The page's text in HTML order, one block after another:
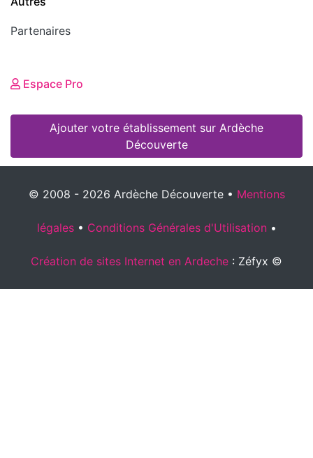
Partenaires
Espace Pro
Ajouter votre établissement sur Ardèche
Découverte
© 2008 - 2026 Ardèche Découverte • Mentions
légales• Conditions Générales d'Utilisation •
Création de sites Internet en Ardeche : Zéfyx ©